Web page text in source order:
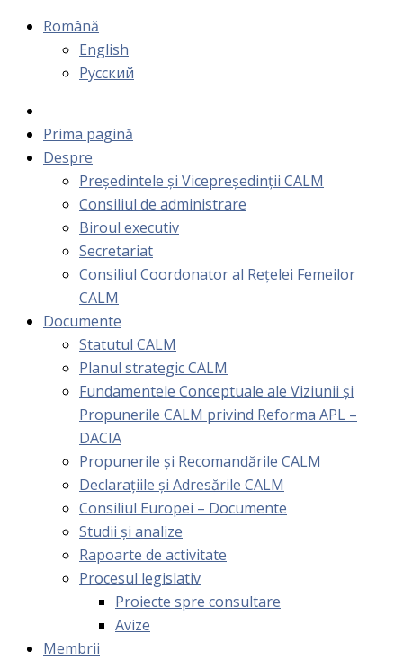
Română
English
Русский
Prima pagină
Despre
Președintele și Vicepreședinții CALM
Consiliul de administrare
Biroul executiv
Secretariat
Consiliul Coordonator al Rețelei Femeilor
CALM
Documente
Statutul CALM
Planul strategic CALM
Fundamentele Conceptuale ale Viziunii și
Propunerile CALM privind Reforma APL –
DACIA
Propunerile și Recomandările CALM
Declarațiile și Adresările CALM
Consiliul Europei – Documente
Studii și analize
Rapoarte de activitate
Procesul legislativ
Proiecte spre consultare
Avize
Membrii